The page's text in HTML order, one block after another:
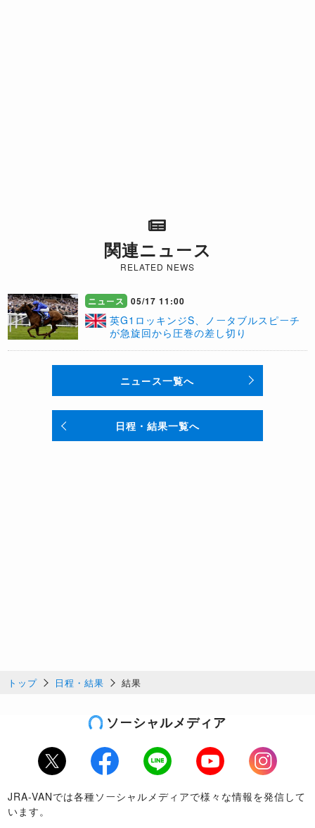
関連ニュース
RELATED NEWS
ニュース 05/17 11:00
英G1ロッキンジS、ノータブルスピーチ
が急旋回から圧巻の差し切り
ニュース一覧へ
日程・結果一覧へ
トップ 日程・結果 結果
ソーシャルメディア
Twitter Facebook LINE Youtube
Instagram
JRA-VANでは各種ソーシャルメディアで様々な情報を発信して
います。